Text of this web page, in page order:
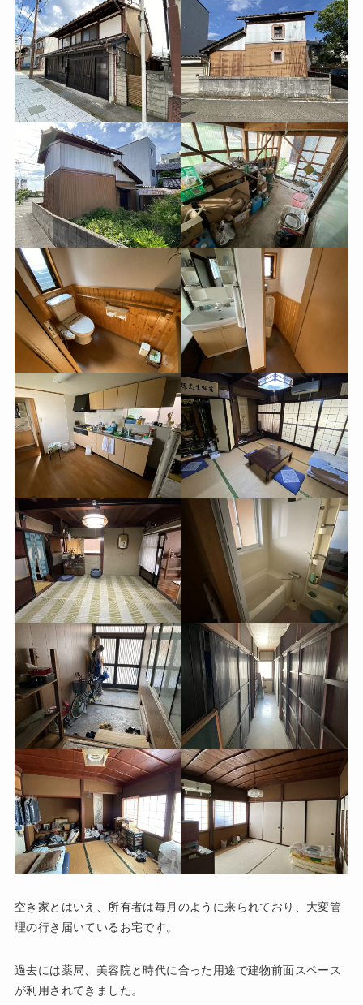
空き家とはいえ、所有者は毎月のように来られており、大変管
理の行き届いているお宅です。
過去には薬局、美容院と時代に合った用途で建物前面スペース
が利用されてきました。